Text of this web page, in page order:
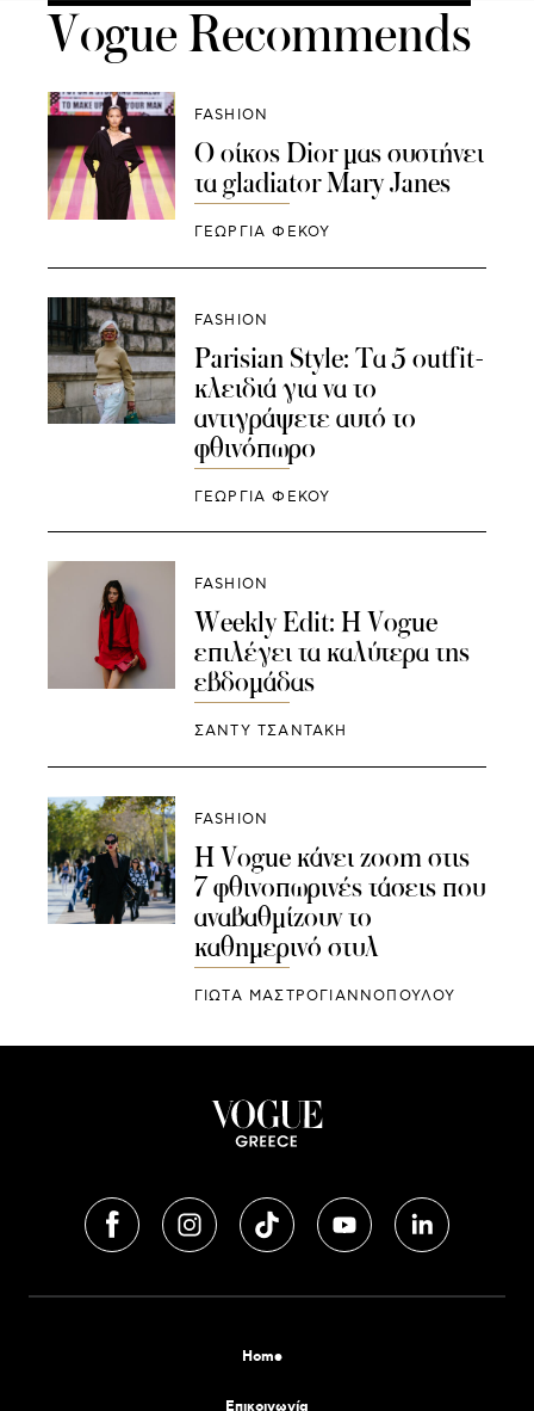
Vogue Recommends
FASHION
Ο οίκος Dior μας συστήνει
τα gladiator Mary Janes
ΓΕΩΡΓΙΑ ΦΕΚΟΥ
FASHION
Parisian Style: Τα 5 outfit-
κλειδιά για να το
αντιγράψετε αυτό το
φθινόπωρο
ΓΕΩΡΓΙΑ ΦΕΚΟΥ
FASHION
Weekly Edit: Η Vogue
επιλέγει τα καλύτερα της
εβδομάδας
ΣΑΝΤΥ ΤΣΑΝΤΑΚΗ
FASHION
H Vogue κάνει zoom στις
7 φθινοπωρινές τάσεις που
αναβαθμίζουν το
καθημερινό στυλ
ΓΙΩΤΑ ΜΑΣΤΡΟΓΙΑΝΝΟΠΟΥΛΟΥ
Home
Επικοινωνία